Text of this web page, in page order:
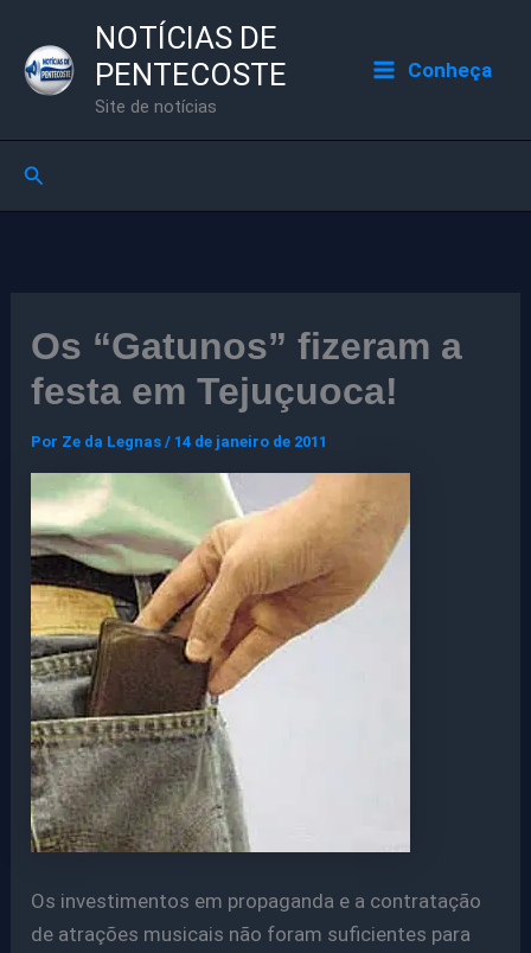
para
NOTÍCIAS DE
PENTECOSTE
Site de notícias
Conheça
Pesquisar
Os “Gatunos” fizeram a
festa em Tejuçuoca!
Por Ze da Legnas/ 14 de janeiro de 2011
Os investimentos em propaganda e a contratação
de atrações musicais não foram suficientes para